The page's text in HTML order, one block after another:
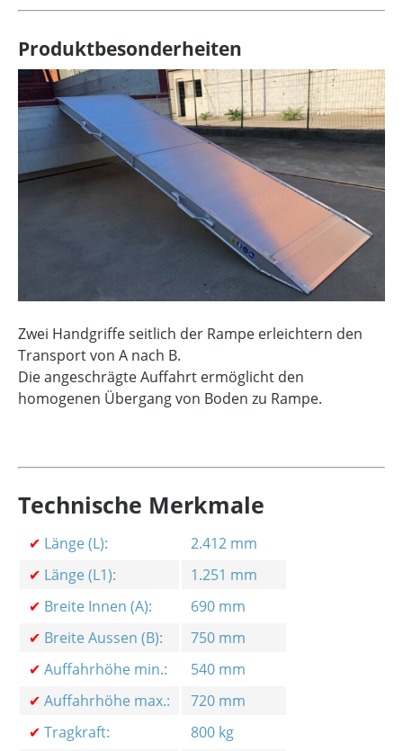
Produktbesonderheiten
Zwei Handgriffe seitlich der Rampe erleichtern den
Transport von A nach B.
Die angeschrägte Auffahrt ermöglicht den
homogenen Übergang von Boden zu Rampe.
Technische Merkmale
✔ Länge (L):
2.412 mm
✔ Länge (L1):
1.251 mm
✔ Breite Innen (A):
690 mm
✔ Breite Aussen (B):
750 mm
✔ Auffahrhöhe min.:
540 mm
✔ Auffahrhöhe max.:
720 mm
✔ Tragkraft: 800 kg